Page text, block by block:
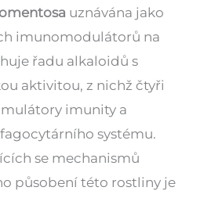
uznávána jako
imunomodulátorů na
řadu alkaloidů s
aktivitou, z nichž čtyři
imunity a
systému.
se mechanismů
působení této rostliny je